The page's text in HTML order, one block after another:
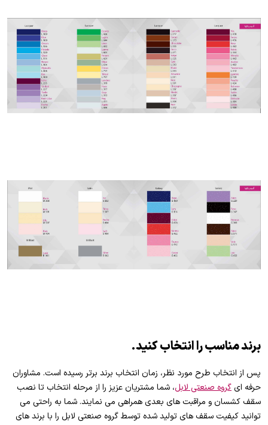
برند مناسب را انتخاب کنید.
پس از انتخاب طرح مورد نظر، زمان انتخاب برند برتر رسیده است. مشاوران
حرفه ایگروه صنعتی لابل، شما مشتریان عزیز را از مرحله­ انتخاب تا نصب
سقف­ کشسان و مراقبت ­های بعدی همراهی می نمایند. شما به راحتی می
توانید کیفیت سقف های تولید شده توسط گروه صنعتی لابل را با برند های